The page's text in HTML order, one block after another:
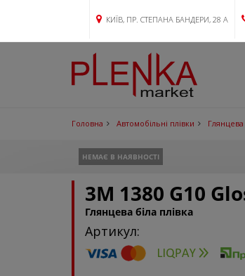
КИЇВ, ПР. СТЕПАНА БАНДЕРИ, 28 А
Головна Автомобільні плівки Глянцева
НЕМАЄ В НАЯВНОСТІ
3M 1380 G10
Глянцева біла плівка
Артикул: